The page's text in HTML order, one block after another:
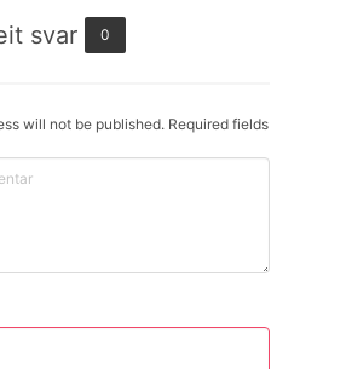
svar 0
will not be published. Required fields